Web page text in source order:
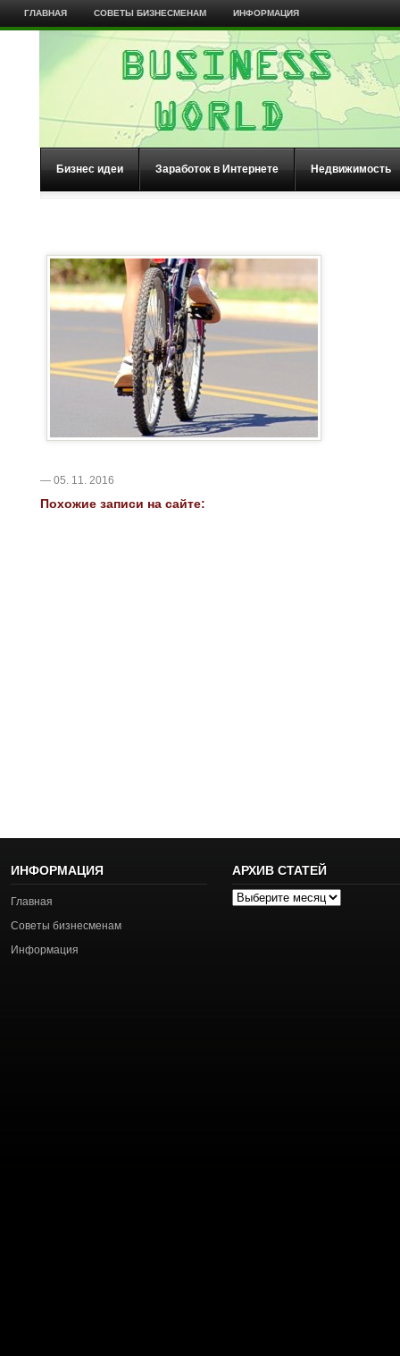
ГЛАВНАЯ СОВЕТЫ БИЗНЕСМЕНАМ ИНФОРМАЦИЯ
Бизнес идеи Заработок в Интернете Недвижимость
— 05. 11. 2016
Похожие записи на сайте:
ИНФОРМАЦИЯ
Главная
Советы бизнесменам
Информация
АРХИВ СТАТЕЙ
Архив